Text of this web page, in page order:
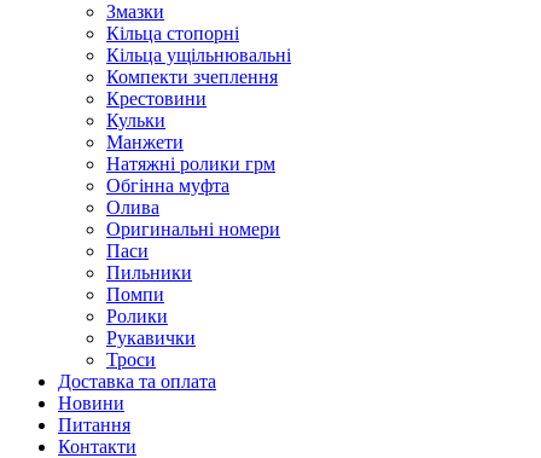
Змазки
Кільца стопорні
Кільца ущільнювальні
Компекти зчеплення
Крестовини
Кульки
Манжети
Натяжні ролики грм
Обгінна муфта
Олива
Оригинальні номери
Паси
Пильники
Помпи
Ролики
Рукавички
Троси
Доставка та оплата
Новини
Питання
Контакти